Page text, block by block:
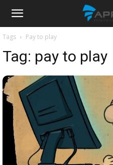
Appota
News
Tags Pay to play
Tag: pay to play